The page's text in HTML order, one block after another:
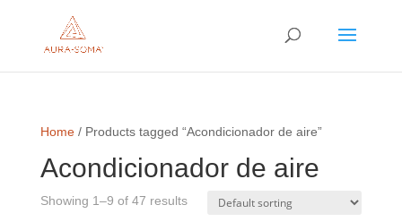
Home/ Products tagged “Acondicionador de aire”
Acondicionador de aire
Showing 1–9 of 47 results